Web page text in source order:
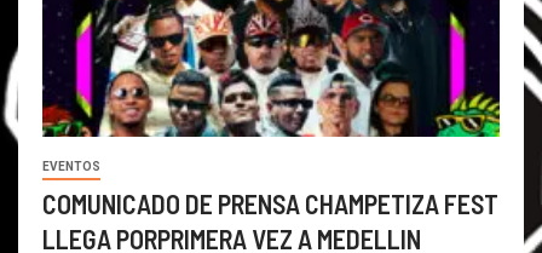
EVENTOS
COMUNICADO DE PRENSA CHAMPETIZA FEST
LLEGA PORPRIMERA VEZ A MEDELLIN